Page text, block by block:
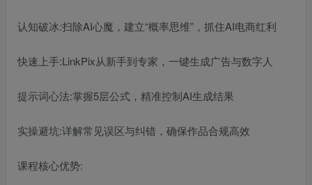
认知破冰:扫除AI心魔，建立“概率思维”，抓住AI电商红利
快速上手:LinkPix从新手到专家，一键生成广告与数字人
提示词心法:掌握5层公式，精准控制AI生成结果
实操避坑:详解常见误区与纠错，确保作品合规高效
课程核心优势: